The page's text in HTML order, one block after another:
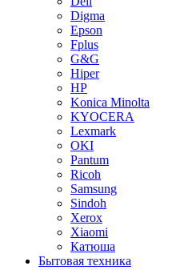
Digma
Epson
Fplus
G&G
Hiper
HP
Konica Minolta
KYOCERA
Lexmark
OKI
Pantum
Ricoh
Samsung
Sindoh
Xerox
Xiaomi
Катюша
Бытовая техника